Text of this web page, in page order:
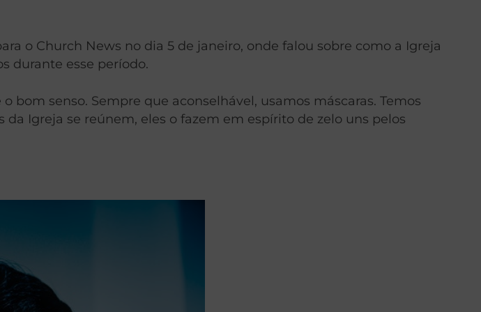
o Church News no dia 5 de janeiro, onde falou sobre como a Igreja
durante esse período.
bom senso. Sempre que aconselhável, usamos máscaras. Temos
Igreja se reúnem, eles o fazem em espírito de zelo uns pelos